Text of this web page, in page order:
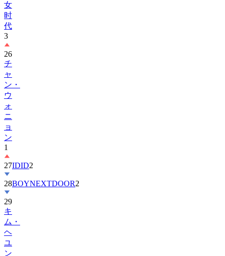
女
时
代
3
26
チ
ャ
ン・
ウ
ォ
ニ
ョ
ン
1
27IDID2
28BOYNEXTDOOR2
29
キ
ム・
ヘ
ユ
ン